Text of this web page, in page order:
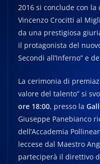
2016 si conclude con la
Vincenzo Crocitti al
da una prestigiosa
il protagonista del
Secondi all’Inferno” e
La cerimonia di
valore del talento” si
ore 18:00, presso la
Giuseppe Panebianco
dell’Accademia
leccese dal Maestro
parteciperà il direttivo